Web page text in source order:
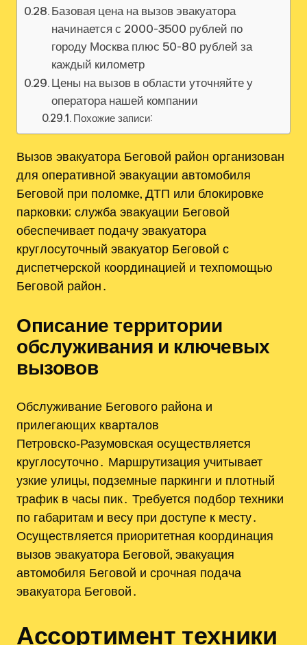
Базовая цена на вызов эвакуатора
начинается с 2000-3500 рублей по
городу Москва плюс 50-80 рублей за
каждый километр
Цены на вызов в области уточняйте у
оператора нашей компании
Похожие записи:
Вызов эвакуатора Беговой район организован
для оперативной эвакуации автомобиля
Беговой при поломке, ДТП или блокировке
парковки; служба эвакуации Беговой
обеспечивает подачу эвакуатора
круглосуточный эвакуатор Беговой с
диспетчерской координацией и техпомощью
Беговой район․
Описание территории
обслуживания и ключевых
вызовов
Обслуживание Бегового района и
прилегающих кварталов
Петровско‑Разумовская осуществляется
круглосуточно․ Маршрутизация учитывает
узкие улицы, подземные паркинги и плотный
трафик в часы пик․ Требуется подбор техники
по габаритам и весу при доступе к месту․
Осуществляется приоритетная координация
вызов эвакуатора Беговой, эвакуация
автомобиля Беговой и срочная подача
эвакуатора Беговой․
Ассортимент техники